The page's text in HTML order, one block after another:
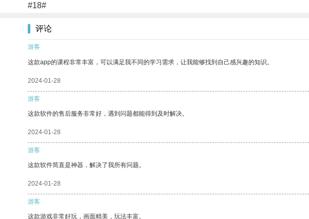
#18#
评论
游客
这款app的课程非常丰富，可以满足我不同的学习需求，让我能够找到自己感兴趣的知识。
2024-01-28
游客
这款软件的售后服务非常好，遇到问题都能得到及时解决。
2024-01-28
游客
这款软件简直是神器，解决了我所有问题。
2024-01-28
游客
这款游戏非常好玩，画面精美，玩法丰富。